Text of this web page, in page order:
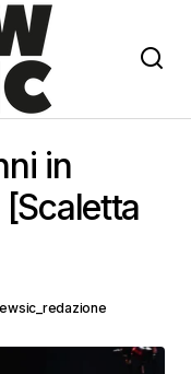
in
[Scaletta